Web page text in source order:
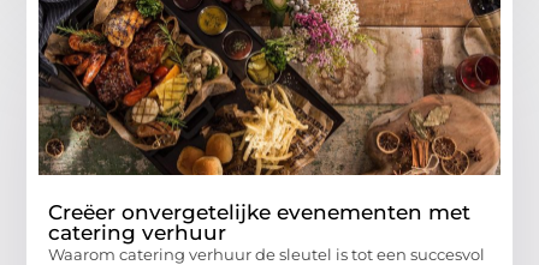
Creëer onvergetelijke evenementen met
catering verhuur
Waarom catering verhuur de sleutel is tot een succesvol